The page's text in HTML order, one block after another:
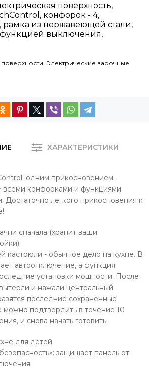
поверхность,
конфорок - 4,
рамка из нержавеющей стали,
функцией выключения,
, Электрические варочные
ХАРАКТЕРИСТИКИ
одним прикосновением.
всеми конфорками и функциями
легкого прикосновения к
сначала (хранит ваши
кастрюли - обычное дело на кухне. В
автоотключение, а функция
установки мощности. После
и нажали центральный
последние сохраненные
можно подтвердить в течение 10
и снова начать готовить.
для детей
защищает панель от